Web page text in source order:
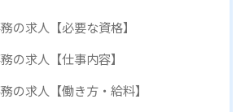
の求人【必要な資格】
の求人【仕事内容】
の求人【働き方・給料】